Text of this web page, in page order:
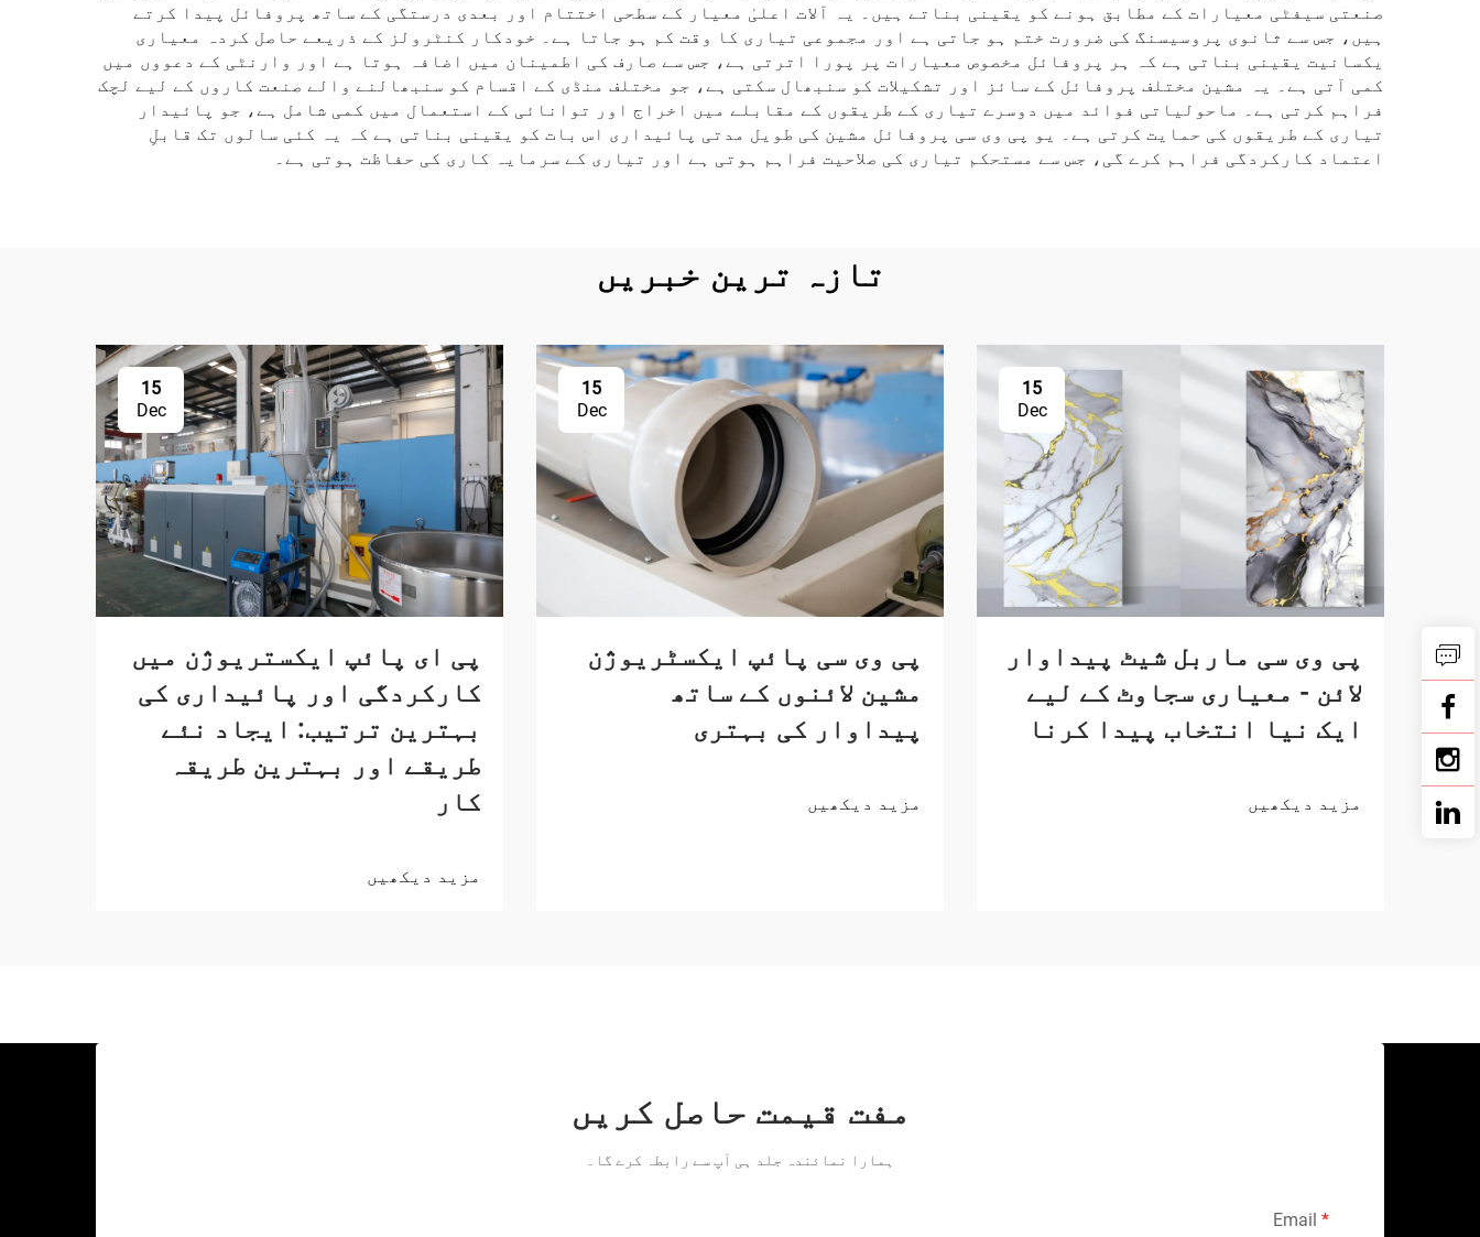
صنعتی سیفٹی معیارات کے مطابق ہونے کو یقینی بناتے ہیں۔ یہ آلات اعلیٰ معیار کے سطحی اختتام اور بعدی درستگی کے ساتھ پروفائل پیدا کرتے
ہیں، جس سے ثانوی پروسیسنگ کی ضرورت ختم ہو جاتی ہے اور مجموعی تیاری کا وقت کم ہو جاتا ہے۔ خودکار کنٹرولز کے ذریعے حاصل کردہ معیاری
یکسانیت یقینی بناتی ہے کہ ہر پروفائل مخصوص معیارات پر پورا اترتی ہے، جس سے صارف کی اطمینان میں اضافہ ہوتا ہے اور وارنٹی کے دعووں میں
کمی آتی ہے۔ یہ مشین مختلف پروفائل کے سائز اور تشکیلات کو سنبھال سکتی ہے، جو مختلف منڈی کے اقسام کو سنبھالنے والے صنعت کاروں کے لیے لچک
فراہم کرتی ہے۔ ماحولیاتی فوائد میں دوسرے تیاری کے طریقوں کے مقابلے میں اخراج اور توانائی کے استعمال میں کمی شامل ہے، جو پائیدار
تیاری کے طریقوں کی حمایت کرتی ہے۔ یو پی وی سی پروفائل مشین کی طویل مدتی پائیداری اس بات کو یقینی بناتی ہے کہ یہ کئی سالوں تک قابلِ
اعتماد کارکردگی فراہم کرے گی، جس سے مستحکم تیاری کی صلاحیت فراہم ہوتی ہے اور تیاری کے سرمایہ کاری کی حفاظت ہوتی ہے۔
تازہ ترین خبریں
15
Dec
پی وی سی ماربل شیٹ پیداوار
لائن - معیاری سجاوٹ کے لیے
ایک نیا انتخاب پیدا کرنا
مزید دیکھیں
15
Dec
پی وی سی پائپ ایکسٹریوژن
مشین لائنوں کے ساتھ
پیداوار کی بہتری
مزید دیکھیں
15
Dec
پی ای پائپ ایکستریوژن میں
کارکردگی اور پائیداری کی
بہترین ترتیب: ایجاد نئے
طریقے اور بہترین طریقہ
کار
مزید دیکھیں
مفت قیمت حاصل کریں
ہمارا نمائندہ جلد ہی آپ سے رابطہ کرے گا۔